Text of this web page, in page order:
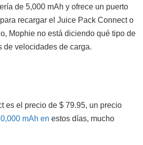
de 5,000 mAh y ofrece un puerto
recargar el Juice Pack Connect o
Mophie no está diciendo qué tipo de
de velocidades de carga.
es el precio de $ 79.95, un precio
mAh en estos días, mucho